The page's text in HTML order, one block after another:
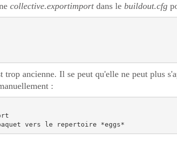
collective.exportimportdans le buildout.cfg
trop ancienne. Il se peut qu'elle ne peut plus
: